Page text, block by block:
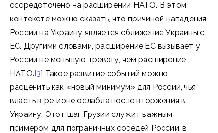
сосредоточено на расширении НАТО. В этом
контексте можно сказать, что причиной нападения
России на Украину является сближение Украины с
ЕС. Другими словами, расширение ЕС вызывает у
России не меньшую тревогу, чем расширение
НАТО.[3] Такое развитие событий можно
расценить как «новый минимум» для России, чья
власть в регионе ослабла после вторжения в
Украину. Этот шаг Грузии служит важным
примером для пограничных соседей России, в